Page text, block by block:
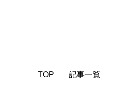
TOP 記事一覧